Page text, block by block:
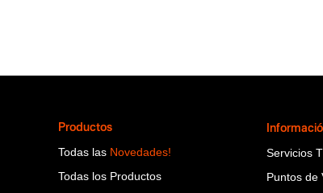
Productos
Todas las Novedades!
Todas los Productos
Servicios
Puntos de